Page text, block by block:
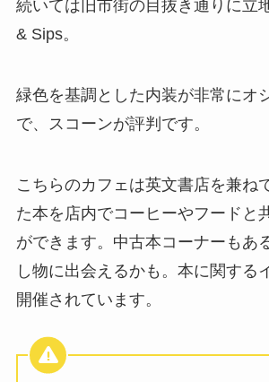
続いては旧市街の目抜き通りに立
& Sips。
緑色を基調とした内装が非常にオ
で、スコーンが評判です。
こちらのカフェは英文書店を兼ね
た本を店内でコーヒーやフードと
ができます。中古本コーナーもあ
し物に出会えるかも。本に関する
開催されています。